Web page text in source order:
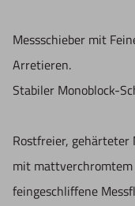
Messschieber mit
Arretieren.
Stabiler Monoblock-
Rostfreier, gehärteter
mit mattverchromtem
feingeschliffene